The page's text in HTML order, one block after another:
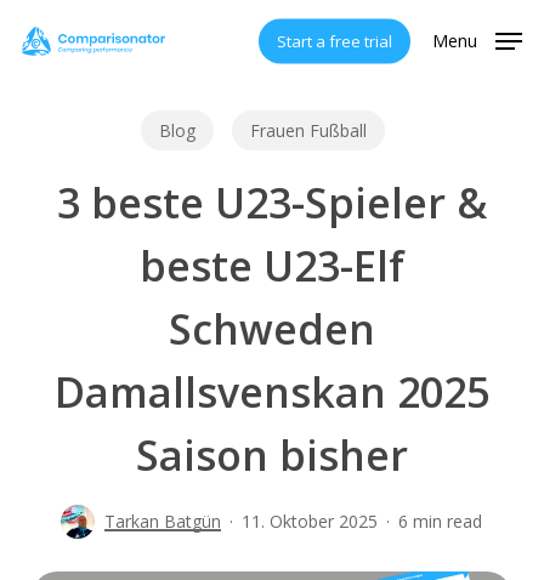
Start a free trial Menu
Blog Frauen Fußball
3 beste U23-Spieler &
beste U23-Elf
Schweden
Damallsvenskan 2025
Saison bisher
Tarkan Batgün 11. Oktober 2025 6 min read